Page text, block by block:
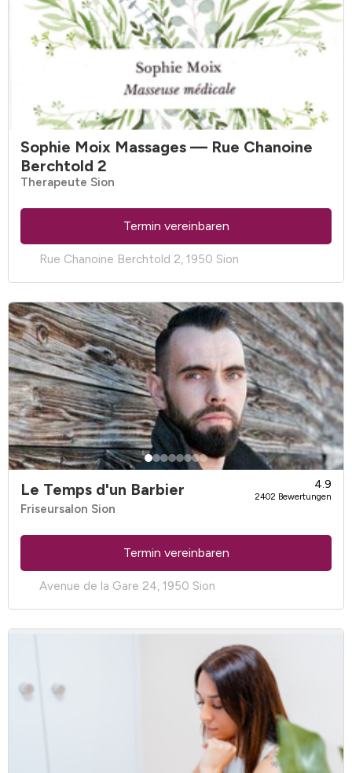
Sophie Moix Massages — Rue Chanoine
Berchtold 2
Therapeute Sion
Rue Chanoine Berchtold 2, 1950 Sion
Termin vereinbaren
Le Temps d'un Barbier 4.9
2402 Bewertungen
Friseursalon Sion
Avenue de la Gare 24, 1950 Sion
Termin vereinbaren